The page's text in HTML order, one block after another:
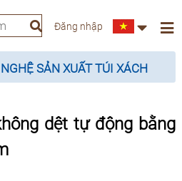
Đăng nhập
SẢN XUẤT TÚI XÁCH
dệt tự động bằng